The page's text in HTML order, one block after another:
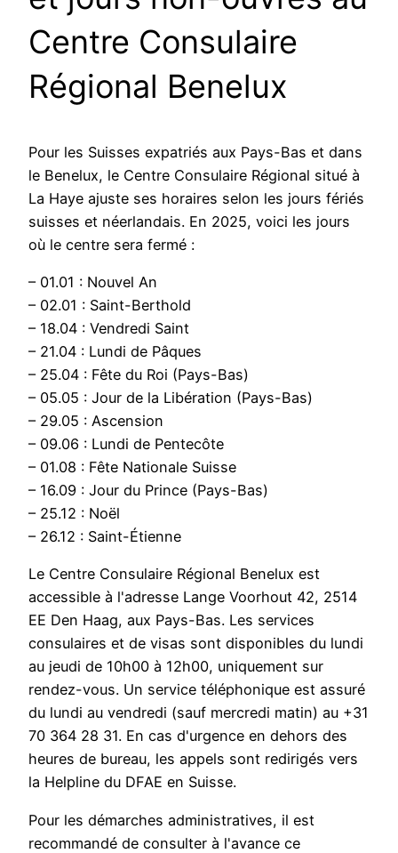
Centre Consulaire
Régional Benelux
Pour les Suisses expatriés aux Pays-Bas et dans
le Benelux, le Centre Consulaire Régional situé à
La Haye ajuste ses horaires selon les jours fériés
suisses et néerlandais. En 2025, voici les jours
où le centre sera fermé :
– 01.01 : Nouvel An
– 02.01 : Saint-Berthold
– 18.04 : Vendredi Saint
– 21.04 : Lundi de Pâques
– 25.04 : Fête du Roi (Pays-Bas)
– 05.05 : Jour de la Libération (Pays-Bas)
– 29.05 : Ascension
– 09.06 : Lundi de Pentecôte
– 01.08 : Fête Nationale Suisse
– 16.09 : Jour du Prince (Pays-Bas)
– 25.12 : Noël
– 26.12 : Saint-Étienne
Le Centre Consulaire Régional Benelux est
accessible à l'adresse Lange Voorhout 42, 2514
EE Den Haag, aux Pays-Bas. Les services
consulaires et de visas sont disponibles du lundi
au jeudi de 10h00 à 12h00, uniquement sur
rendez-vous. Un service téléphonique est assuré
du lundi au vendredi (sauf mercredi matin) au +31
70 364 28 31. En cas d'urgence en dehors des
heures de bureau, les appels sont redirigés vers
la Helpline du DFAE en Suisse.
Pour les démarches administratives, il est
recommandé de consulter à l'avance ce